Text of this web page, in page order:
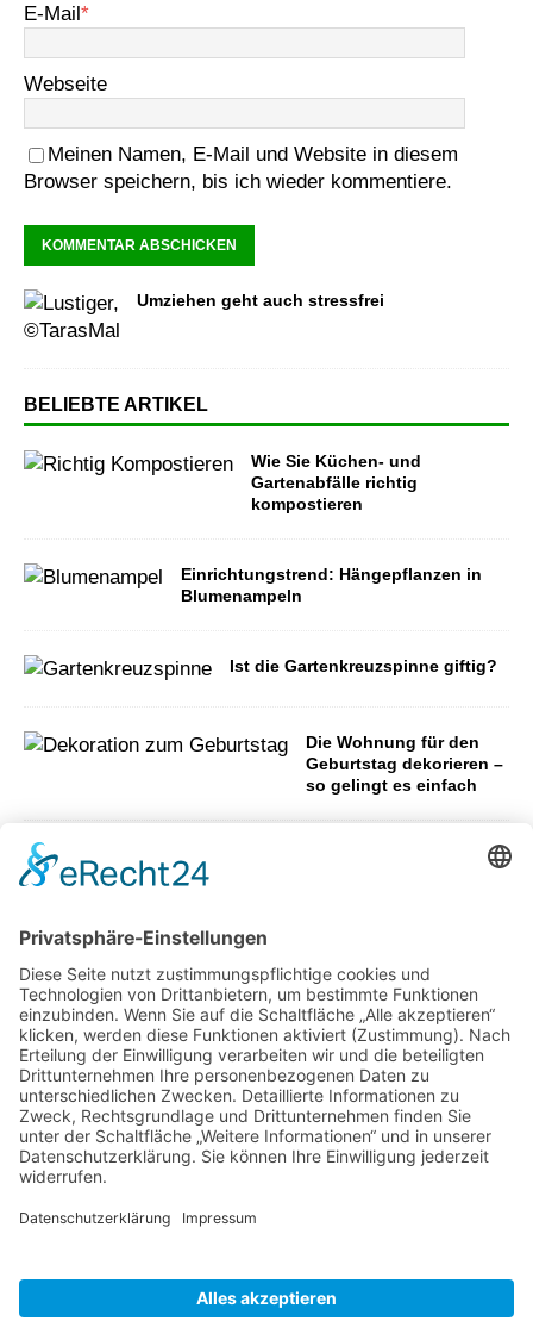
E-Mail*
Webseite
Meinen Namen, E-Mail und Website in diesem
Browser speichern, bis ich wieder kommentiere.
Umziehen geht auch stressfrei
BELIEBTE ARTIKEL
Wie Sie Küchen- und
Gartenabfälle richtig
kompostieren
Einrichtungstrend: Hängepflanzen in
Blumenampeln
Ist die Gartenkreuzspinne giftig?
Die Wohnung für den
Geburtstag dekorieren –
so gelingt es einfach
Terrassenüber
dachungen
Wie aus ungenutzten Flächen neue
Aufenthaltsbereiche werden können
Was Sie über Pflanzen wissen